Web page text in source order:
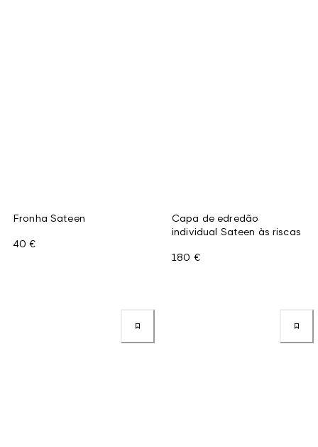
Fronha Sateen
40 €
Capa de edredão
individual Sateen às riscas
180 €